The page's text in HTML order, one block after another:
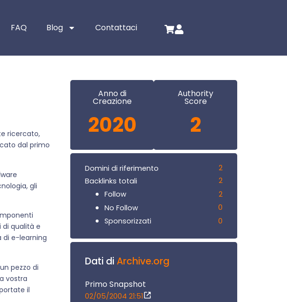
FAQ Blog Contattaci
ricercato,
dal primo
gli
di qualità e
di e-learning
pezzo di
vostra
il
Anno di
Creazione
2020
Authority
Score
2
Domini di riferimento
2
Backlinks totali
2
Follow
2
No Follow
0
Sponsorizzati
0
Dati diArchive.org
Primo Snapshot
02/05/2004 21:51